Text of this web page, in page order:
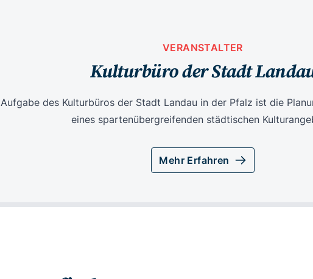
VERANSTALTER
Kulturbüro der Stadt
Aufgabe des Kulturbüros der Stadt Landau in der Pfalz ist die
eines spartenübergreifenden städtischen
Mehr Erfahren